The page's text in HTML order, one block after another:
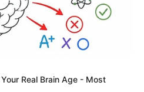
Real Brain Age - Most